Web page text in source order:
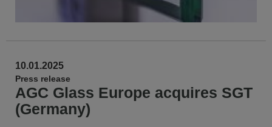
10.01.2025
Press release
AGC Glass Europe acquires SGT
(Germany)